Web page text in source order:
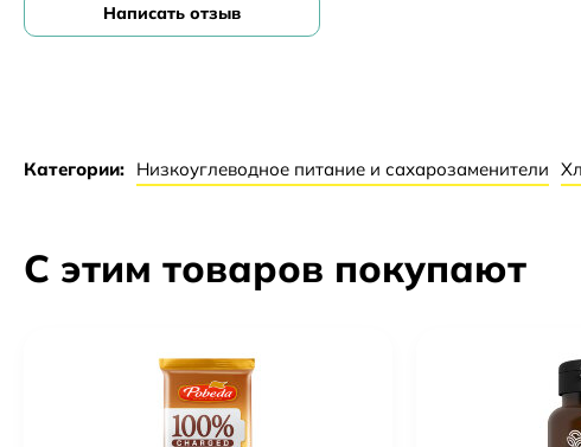
Написать отзыв
Категории: Низкоуглеводное питание и сахарозаменители
С этим товаров покупают